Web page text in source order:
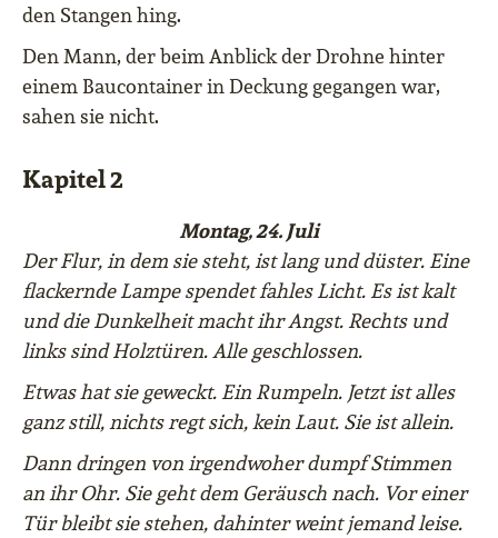
den Stangen hing.
Den Mann, der beim Anblick der Drohne hinter
einem Baucontainer in Deckung gegangen war,
sahen sie nicht.
Kapitel 2
Montag, 24. Juli
Der Flur, in dem sie steht, ist lang und düster. Eine
flackernde Lampe spendet fahles Licht. Es ist kalt
und die Dunkelheit macht ihr Angst. Rechts und
links sind Holztüren. Alle geschlossen.
Etwas hat sie geweckt. Ein Rumpeln. Jetzt ist alles
ganz still, nichts regt sich, kein Laut. Sie ist allein.
Dann dringen von irgendwoher dumpf Stimmen
an ihr Ohr. Sie geht dem Geräusch nach. Vor einer
Tür bleibt sie stehen, dahinter weint jemand leise.